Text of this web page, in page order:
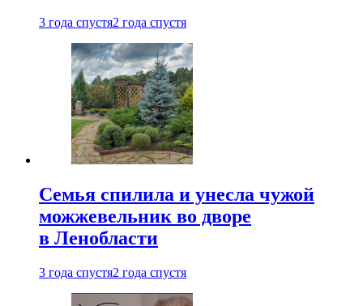
3 года спустя2 года спустя
Семья спилила и унесла чужой
можжевельник во дворе
в Ленобласти
3 года спустя2 года спустя